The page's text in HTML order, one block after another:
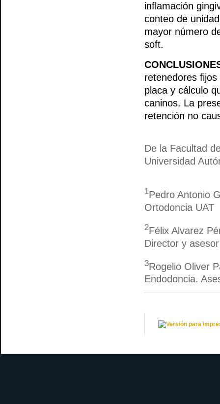
inflamación
conteo de
mayor número
soft.
retenedores
placa y cálculo
caninos. La
retención no
De la Facultad
Universidad
1Pedro Antonio
Ortodoncia UAT
2Félix Alvarez
Director y
3Rogelio Oliver
Endodoncia.